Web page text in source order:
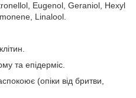
Eugenol, Geraniol, Hexyl
Linalool.
та епідерміс.
(опіки від бритви,